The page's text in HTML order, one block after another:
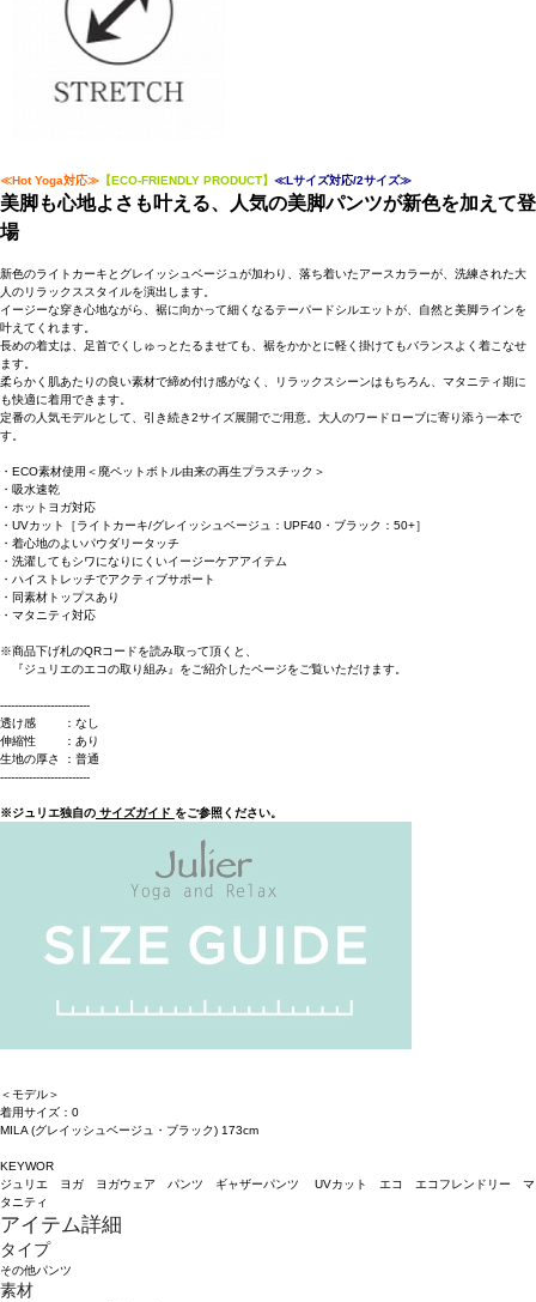
≪Hot Yoga対応≫【ECO-FRIENDLY PRODUCT】 ≪Lサイズ対応/2サイズ≫
美脚も心地よさも叶える、人気の美脚パンツが新色を加えて登
場
新色のライトカーキとグレイッシュベージュが加わり、落ち着いたアースカラーが、洗練された大
人のリラックススタイルを演出します。
イージーな穿き心地ながら、裾に向かって細くなるテーパードシルエットが、自然と美脚ラインを
叶えてくれます。
長めの着丈は、足首でくしゅっとたるませても、裾をかかとに軽く掛けてもバランスよく着こなせ
ます。
柔らかく肌あたりの良い素材で締め付け感がなく、リラックスシーンはもちろん、マタニティ期に
も快適に着用できます。
定番の人気モデルとして、引き続き2サイズ展開でご用意。大人のワードローブに寄り添う一本で
す。
・ECO素材使用＜廃ペットボトル由来の再生プラスチック＞
・吸水速乾
・ホットヨガ対応
・UVカット［ライトカーキ/グレイッシュベージュ：UPF40・ブラック：50+］
・着心地のよいパウダリータッチ
・洗濯してもシワになりにくいイージーケアアイテム
・ハイストレッチでアクティブサポート
・同素材トップスあり
・マタニティ対応
※商品下げ札のQRコードを読み取って頂くと、
『ジュリエのエコの取り組み』をご紹介したページをご覧いただけます。
-------------------------
透け感 ：なし
伸縮性 ：あり
生地の厚さ ：普通
-------------------------
※ジュリエ独自のサイズガイド をご参照ください。
＜モデル＞
着用サイズ：0
MILA (グレイッシュベージュ・ブラック) 173cm
KEYWOR
ジュリエ ヨガ ヨガウェア パンツ ギャザーパンツ UVカット エコ エコフレンドリー マ
タニティ
アイテム詳細
タイプ
その他パンツ
素材